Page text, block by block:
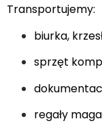
Transportujemy:
biurka,
sprzęt
regały